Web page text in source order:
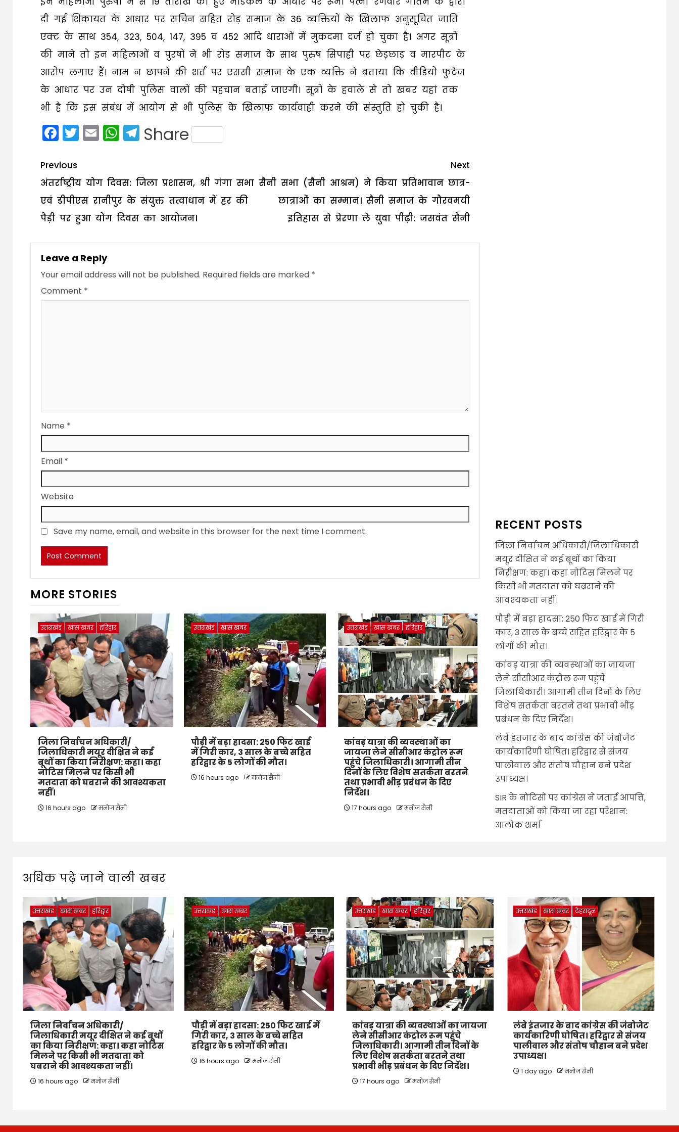
दी गई शिकायत के आधार पर सचिन सहित रोड़ समाज के 36 व्यक्तियों के खिलाफ अनुसूचित जाति
एक्ट के साथ 354, 323, 504, 147, 395 व 452 आदि धाराओं में मुकदमा दर्ज हो चुका है। अगर सूत्रों
की माने तो इन महिलाओं व पुरषों ने भी रोड समाज के साथ पुरुष सिपाही पर छेड़छाड़ व मारपीट के
आरोप लगाए हैं। नाम न छापने की शर्त पर एससी समाज के एक व्यक्ति ने बताया कि वीडियो फुटेज
के आधार पर उन दोषी पुलिस वालों की पहचान बताई जाएगी। सूत्रों के हवाले से तो खबर यहां तक
भी है कि इस संबंध में आयोग से भी पुलिस के खिलाफ कार्यवाही करने की संस्तुति हो चुकी है।
Facebook
Twitter
EmailWhatsApp
Telegram
Share
Post
navigation
Previous
अंतर्राष्ट्रीय योग दिवस: जिला प्रशासन, श्री गंगा सभा
एवं डीपीएस रानीपुर के संयुक्त तत्वाधान में हर की
पैड़ी पर हुआ योग दिवस का आयोजन।
Next
सैनी सभा (सैनी आश्रम) ने किया प्रतिभावान छात्र-
छात्राओं का सम्मान। सैनी समाज के गौरवमयी
इतिहास से प्रेरणा ले युवा पीढ़ी: जसवंत सैनी
Leave a Reply
Your email address will not be published. Required fields are marked *
Comment *
Name *
Email *
Website
Save my name, email, and website in this browser for the next time I comment.
MORE STORIES
उत्तराखंड खास खबर हरिद्वार
जिला निर्वाचन अधिकारी/
जिलाधिकारी मयूर दीक्षित ने कई
बूथों का किया निरीक्षण: कहा। कहा
नोटिस मिलने पर किसी भी
मतदाता को घबराने की आवश्यकता
नहीं।
16 hours ago मनोज सैनी
उत्तराखंड खास खबर
पौड़ी में बड़ा हादसा: 250 फिट खाई
में गिरी कार, 3 साल के बच्चे सहित
हरिद्वार के 5 लोगों की मौत।
16 hours ago मनोज सैनी
उत्तराखंड खास खबर हरिद्वार
कांवड़ यात्रा की व्यवस्थाओं का
जायजा लेने सीसीआर कंट्रोल रूम
पहुंचे जिलाधिकारी। आगामी तीन
दिनों के लिए विशेष सतर्कता बरतने
तथा प्रभावी भीड़ प्रबंधन के दिए
निर्देश।
17 hours ago मनोज सैनी
RECENT POSTS
जिला निर्वाचन अधिकारी/जिलाधिकारी
मयूर दीक्षित ने कई बूथों का किया
निरीक्षण: कहा। कहा नोटिस मिलने पर
किसी भी मतदाता को घबराने की
आवश्यकता नहीं।
पौड़ी में बड़ा हादसा: 250 फिट खाई में गिरी
कार, 3 साल के बच्चे सहित हरिद्वार के 5
लोगों की मौत।
कांवड़ यात्रा की व्यवस्थाओं का जायजा
लेने सीसीआर कंट्रोल रूम पहुंचे
जिलाधिकारी। आगामी तीन दिनों के लिए
विशेष सतर्कता बरतने तथा प्रभावी भीड़
प्रबंधन के दिए निर्देश।
लंबे इंतजार के बाद कांग्रेस की जंबोजेट
कार्यकारिणी घोषित। हरिद्वार से संजय
पालीवाल और संतोष चौहान बने प्रदेश
उपाध्यक्ष।
SIR के नोटिसों पर कांग्रेस ने जताई आपत्ति,
मतदाताओं को किया जा रहा परेशान:
आलोक शर्मा
अधिक पढ़े जाने वाली खबर
उत्तराखंड खास खबर हरिद्वार
जिला निर्वाचन अधिकारी/
जिलाधिकारी मयूर दीक्षित ने कई बूथों
का किया निरीक्षण: कहा। कहा नोटिस
मिलने पर किसी भी मतदाता को
घबराने की आवश्यकता नहीं।
16 hours ago मनोज सैनी
उत्तराखंड खास खबर
पौड़ी में बड़ा हादसा: 250 फिट खाई में
गिरी कार, 3 साल के बच्चे सहित
हरिद्वार के 5 लोगों की मौत।
16 hours ago मनोज सैनी
उत्तराखंड खास खबर हरिद्वार
कांवड़ यात्रा की व्यवस्थाओं का जायजा
लेने सीसीआर कंट्रोल रूम पहुंचे
जिलाधिकारी। आगामी तीन दिनों के
लिए विशेष सतर्कता बरतने तथा
प्रभावी भीड़ प्रबंधन के दिए निर्देश।
17 hours ago मनोज सैनी
उत्तराखंड खास खबर देहरादून
लंबे इंतजार के बाद कांग्रेस की जंबोजेट
कार्यकारिणी घोषित। हरिद्वार से संजय
पालीवाल और संतोष चौहान बने प्रदेश
उपाध्यक्ष।
1 day ago मनोज सैनी